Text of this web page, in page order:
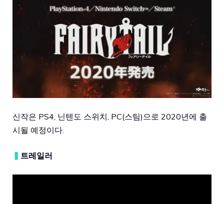
신작은 PS4, 닌텐도 스위치, PC(스팀)으로 2020년에 출
시될 예정이다.
▍ 트레일러